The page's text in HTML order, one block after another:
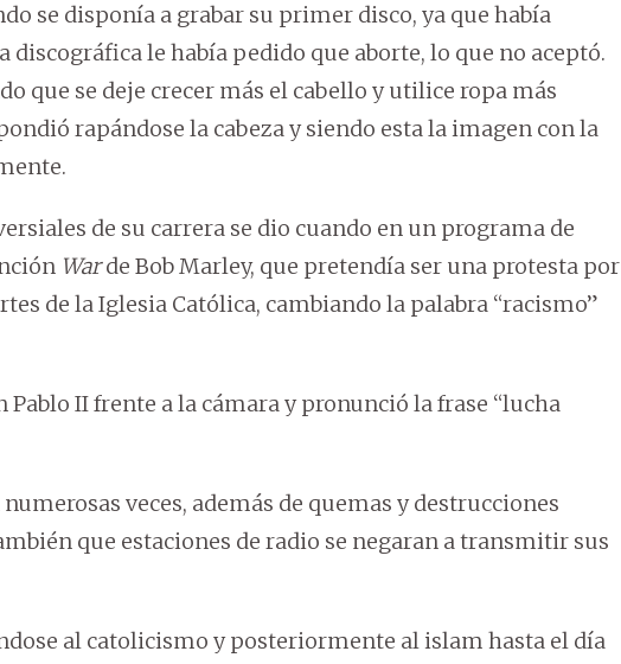
se disponía a grabar su primer disco, ya que había
discográfica le había pedido que aborte, lo que no aceptó.
que se deje crecer más el cabello y utilice ropa más
rapándose la cabeza y siendo esta la imagen con la
de su carrera se dio cuando en un programa de
Warde Bob Marley, que pretendía ser una protesta por
de la Iglesia Católica, cambiando la palabra “racismo”
Pablo II frente a la cámara y pronunció la frase “lucha
veces, además de quemas y destrucciones
que estaciones de radio se negaran a transmitir sus
al catolicismo y posteriormente al islam hasta el día